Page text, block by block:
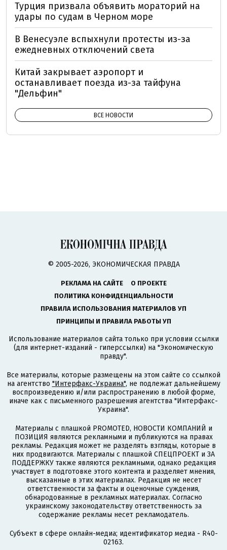
Турция призвала объявить мораторий на
удары по судам в Черном море
В Венесуэле вспыхнули протесты из-за
ежедневных отключений света
Китай закрывает аэропорт и
останавливает поезда из-за тайфуна
"Дельфин"
ВСЕ НОВОСТИ
© 2005-2026, ЭКОНОМИЧЕСКАЯ ПРАВДА
РЕКЛАМА НА САЙТЕ
О ПРОЕКТЕ
ПОЛИТИКА КОНФИДЕНЦИАЛЬНОСТИ
ПРАВИЛА ИСПОЛЬЗОВАНИЯ МАТЕРИАЛОВ УП
ПРИНЦИПЫ И ПРАВИЛА РАБОТЫ УП
Использование материалов сайта только при условии ссылки
(для интернет-изданий - гиперссылки) на "Экономическую
правду".
Все материалы, которые размещены на этом сайте со ссылкой
на агентство "Интерфакс-Украина", не подлежат дальнейшему
воспроизведению и/или распространению в любой форме,
иначе как с письменного разрешения агентства "Интерфакс-
Украина".
Материалы с плашкой PROMOTED, НОВОСТИ КОМПАНИЙ и
ПОЗИЦИЯ являются рекламными и публикуются на правах
рекламы. Редакция может не разделять взгляды, которые в
них продвигаются. Материалы с плашкой СПЕЦПРОЕКТ и ЗА
ПОДДЕРЖКУ также являются рекламными, однако редакция
участвует в подготовке этого контента и разделяет мнения,
высказанные в этих материалах. Редакция не несет
ответственности за факты и оценочные суждения,
обнародованные в рекламных материалах. Согласно
украинскому законодательству ответственность за
содержание рекламы несет рекламодатель.
Субъект в сфере онлайн-медиа; идентификатор медиа - R40-
02163.